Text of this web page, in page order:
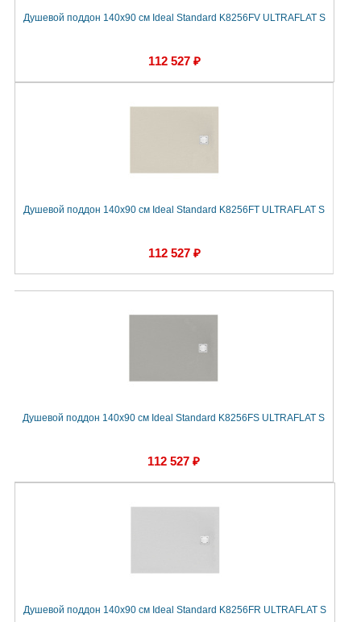
Душевой поддон 140х90 см Ideal Standard K8256FV ULTRAFLAT S
112 527 ₽
Душевой поддон 140х90 см Ideal Standard K8256FT ULTRAFLAT S
112 527 ₽
Душевой поддон 140х90 см Ideal Standard K8256FS ULTRAFLAT S
112 527 ₽
Душевой поддон 140х90 см Ideal Standard K8256FR ULTRAFLAT S